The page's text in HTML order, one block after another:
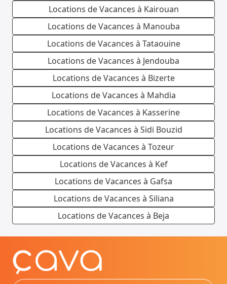
Locations de Vacances à Kairouan
Locations de Vacances à Manouba
Locations de Vacances à Tataouine
Locations de Vacances à Jendouba
Locations de Vacances à Bizerte
Locations de Vacances à Mahdia
Locations de Vacances à Kasserine
Locations de Vacances à Sidi Bouzid
Locations de Vacances à Tozeur
Locations de Vacances à Kef
Locations de Vacances à Gafsa
Locations de Vacances à Siliana
Locations de Vacances à Beja